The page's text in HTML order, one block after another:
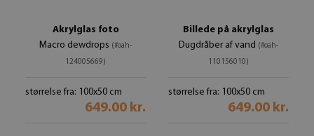
Akrylglas foto
Macro dewdrops (#oah-
124005669)
størrelse fra: 100x50 cm
649.00 kr.
Billede på akrylglas
Dugdråber af vand (#oah-
110156010)
størrelse fra: 100x50 cm
649.00 kr.